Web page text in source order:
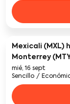
Mexicali (MXL)
Monterrey
mié, 16 sept
Sencillo /